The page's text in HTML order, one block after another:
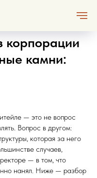
корпорации
камни:
— это не вопрос
Вопрос в другом:
которая за него
случаев,
— в том, что
нанял. Ниже — разбор